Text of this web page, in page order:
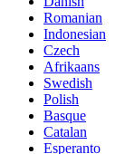
Romanian
Indonesian
Czech
Afrikaans
Swedish
Polish
Basque
Catalan
Esperanto